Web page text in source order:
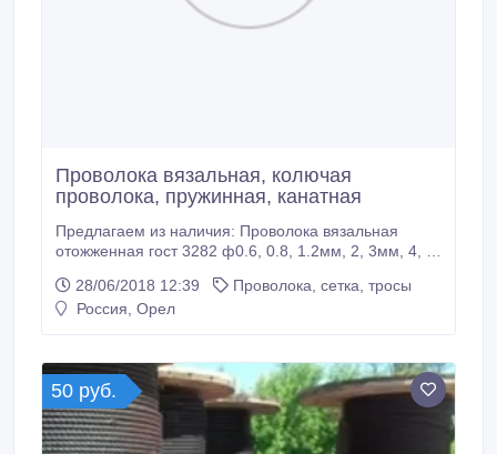
Проволока вязальная, колючая
проволока, пружинная, канатная
Предлагаем из наличия: Проволока вязальная
отожженная гост 3282 ф0.6, 0.8, 1.2мм, 2, 3мм, 4, 5,
оцинкованная, торговая ОК оцинкованная гост 3282
1.5мм, 1.6, 1.8, 2мм, 3, 4, 5мм мотки 200 -700кг
28/06/2018 12:39
Проволока, сетка, тросы
Россия, Орел
50 руб.